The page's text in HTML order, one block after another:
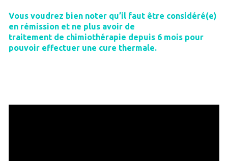
Vous voudrez bien noter qu’il faut être considéré(e)
en rémission et ne plus avoir de
traitement de chimiothérapie depuis 6 mois pour
pouvoir effectuer une cure thermale.